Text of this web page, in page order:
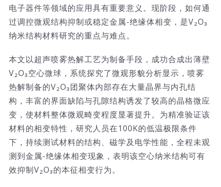
电子器件等领域的应用具有重要意义。现阶段，如何通
过调控微观结构抑制或稳定金属-绝缘体相变，是V₂O₃
纳米结构材料研究的重点与难点。
本文以超声喷雾热解工艺为制备手段，成功合成出薄壁
V₂O₃空心微球，系统探究了微观形貌分析显示，喷雾
热解制备的V₂O₃团聚体内部存在大量晶界与内孔结
构，丰富的界面缺陷与孔隙结构诱发了较高的晶格微应
变，使材料整体微观畸变程度显著提升。为精准验证该
材料的相变特性，研究人员在100K的低温极限条件
下，持续测试材料的结构、磁学及电学性能，全程未观
测到金属-绝缘体相变现象，表明该空心纳米结构可有
效抑制V₂O₃的本征相变行为。